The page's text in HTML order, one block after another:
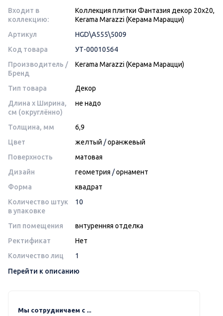
Входит в
коллекцию:
Коллекция плитки Фантазия декор 20x20,
Kerama Marazzi (Керама Марацци)
Артикул
HGD\A555\5009
Код товара
УТ-00010564
Производитель /
Бренд
Kerama Marazzi (Керама Марацци)
Тип товара
Декор
Длина x Ширина,
см (округлённо)
не надо
Толщина, мм
6,9
Цвет
желтый /оранжевый
Поверхность
матовая
Дизайн
геометрия /орнамент
Форма
квадрат
Количество штук
в упаковке
10
Тип помещения
внтуренняя отделка
Ректификат
Нет
Количество лиц
1
Перейти к описанию
Мы сотрудничаем с ...